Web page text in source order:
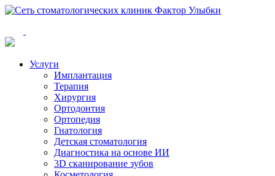
Услуги
Имплантация
Терапия
Хирургия
Ортодонтия
Ортопедия
Гнатология
Детская стоматология
Диагностика на основе ИИ
3D сканирование зубов